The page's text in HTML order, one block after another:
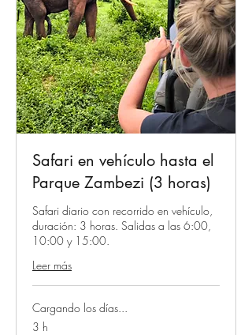
Safari en vehículo hasta el
Parque Zambezi (3 horas)
Safari diario con recorrido en vehículo,
duración: 3 horas. Salidas a las 6:00,
10:00 y 15:00.
Leer más
Cargando los días...
3 h